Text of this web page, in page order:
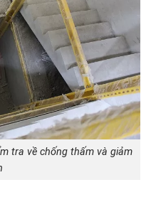
tra về chống thấm và giảm